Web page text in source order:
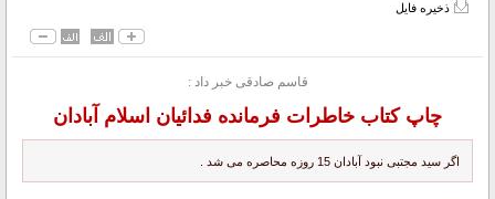
ذخیره فایل
قاسم صادقی خبر داد :
چاپ کتاب خاطرات فرمانده فدائیان اسلام آبادان
اگر سید مجتبی نبود آبادان 15 روزه محاصره می شد .